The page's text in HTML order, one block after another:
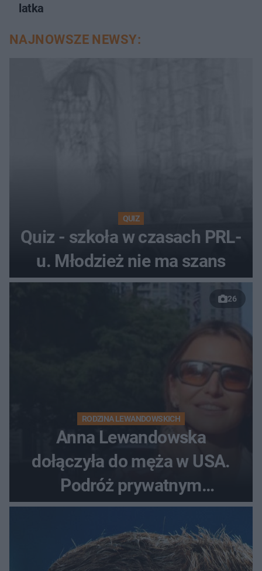
latka
NAJNOWSZE NEWSY:
QUIZ
Quiz - szkoła w czasach PRL-
u. Młodzież nie ma szans
26
RODZINA LEWANDOWSKICH
Anna Lewandowska
dołączyła do męża w USA.
Podróż prywatnym
odrzutowcem to dopiero
początek!